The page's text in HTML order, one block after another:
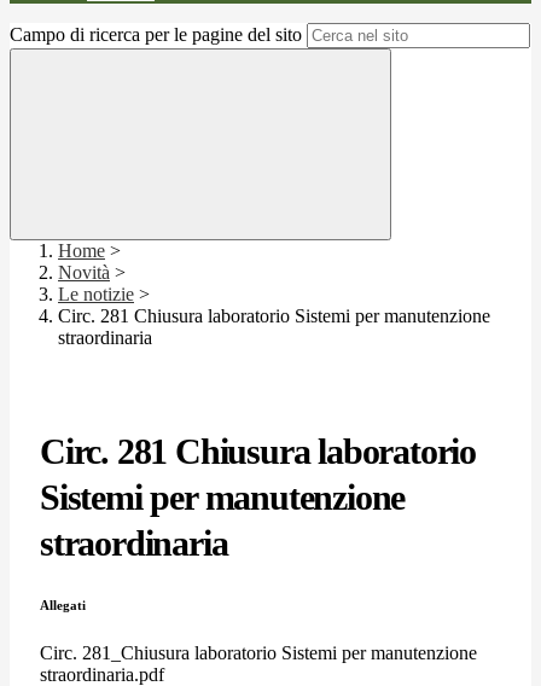
Campo di ricerca per le pagine del sito
Home >
Novità >
Le notizie >
Circ. 281 Chiusura laboratorio Sistemi per manutenzione
straordinaria
Circ. 281 Chiusura laboratorio
Sistemi per manutenzione
straordinaria
Allegati
Circ. 281_Chiusura laboratorio Sistemi per manutenzione
straordinaria.pdf